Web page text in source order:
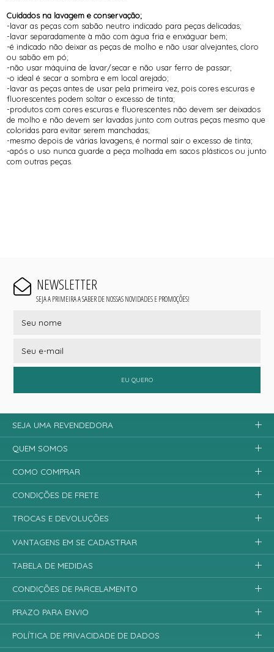
Cuidados na lavagem e conservação;
-lavar as peças com sabão neutro indicado para peças delicadas;
-lavar separadamente à mão com água fria e enxáguar bem;
-é indicado não deixar as peças de molho e não usar alvejantes, cloro
ou sabão em pó;
-não usar máquina de lavar/secar e não usar ferro de passar;
-o ideal é secar a sombra e em local arejado;
-lavar as peças antes de usar pela primeira vez, pois cores escuras e
fluorescentes podem soltar o excesso de tinta;
-produtos com cores escuras e fluorescentes não devem ser deixados
de molho e não devem ser lavadas junto com outras peças mesmo que
coloridas para evitar serem manchadas;
-mesmo depois de várias lavagens, é normal sair o excesso de tinta;
-após o uso nunca guarde a peça molhada em sacos plásticos ou junto
com outras peças.
NEWSLETTER
SEJA A PRIMEIRA A SABER DE NOSSAS NOVIDADES E PROMOÇÕES!
EU QUERO
SEJA UMA REVENDEDORA
QUEM SOMOS
COMO COMPRAR
CONDIÇÕES DE FRETE
TROCAS E DEVOLUÇÕES
VANTAGENS EM SE CADASTRAR
TABELA DE MEDIDAS
CONDIÇÕES DE PARCELAMENTO
PRAZO PARA ENVIO
POLÍTICA DE PRIVACIDADE DE DADOS